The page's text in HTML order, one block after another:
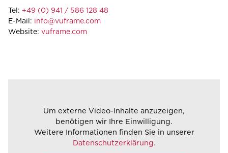
Tel: +49 (0) 941 / 586 128 48
E-Mail: info@vuframe.com
Website: vuframe.com
Um externe Video-Inhalte anzuzeigen,
benötigen wir Ihre Einwilligung.
Weitere Informationen finden Sie in unserer
Datenschutzerklärung.